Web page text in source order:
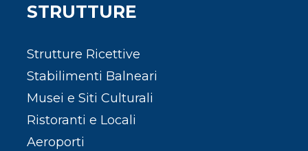
STRUTTURE
Strutture Ricettive
Stabilimenti Balneari
Musei e Siti Culturali
Ristoranti e Locali
Aeroporti